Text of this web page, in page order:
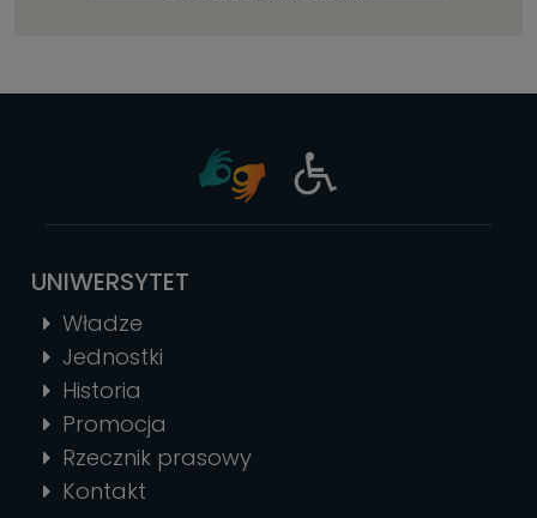
UNIWERSYTET
Władze
Jednostki
Historia
Promocja
Rzecznik prasowy
Kontakt